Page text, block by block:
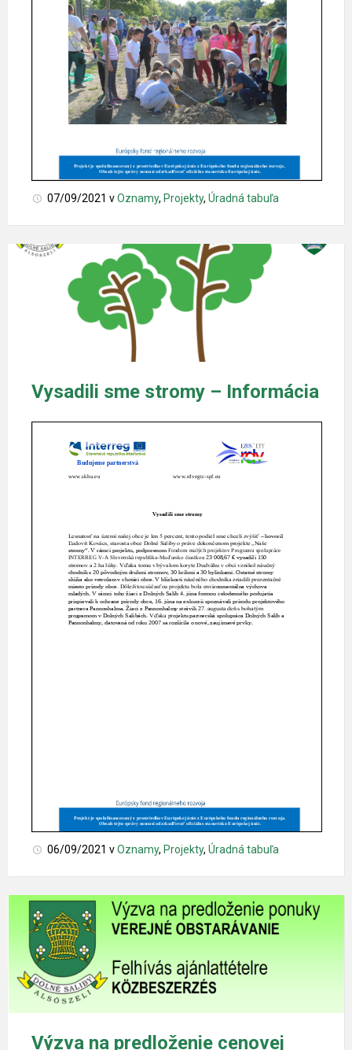
07/09/2021 vOznamy, Projekty, Úradná tabuľa
Vysadili sme stromy – Informácia
06/09/2021 vOznamy, Projekty, Úradná tabuľa
Výzva na predloženie cenovej